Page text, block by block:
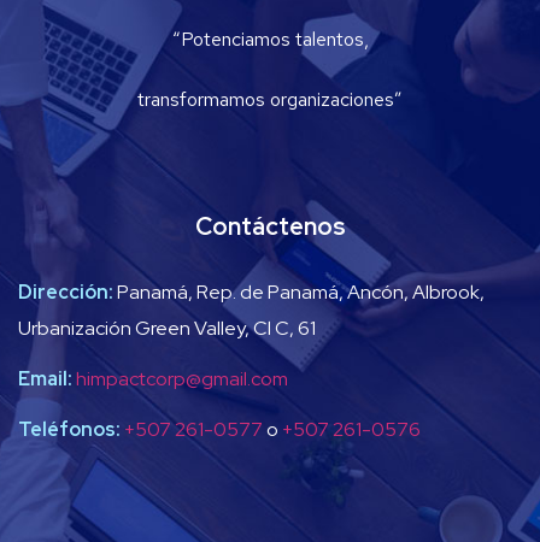
“Potenciamos talentos,
transformamos organizaciones”
Contáctenos
Dirección:Panamá, Rep. de Panamá, Ancón, Albrook,
Urbanización Green Valley, Cl C, 61
Email:himpactcorp@gmail.com
Teléfonos: +507 261-0577o +507 261-0576